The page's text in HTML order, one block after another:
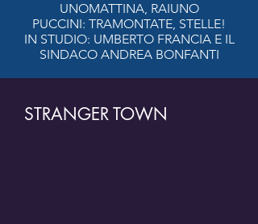
UNOMATTINA, RAIUNO
PUCCINI: TRAMONTATE, STELLE!
IN STUDIO: UMBERTO FRANCIA E IL
SINDACO ANDREA BONFANTI
STRANGER TOWN